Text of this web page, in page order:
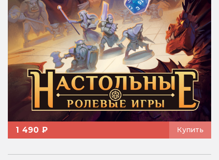
1 490 ₽ Купить